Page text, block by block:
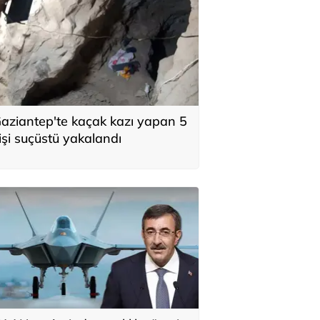
kaçak kazı yapan 5
suçüstü yakalandı